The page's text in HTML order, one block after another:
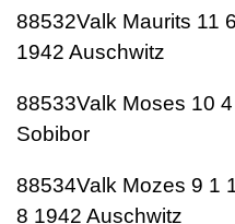
88532Valk Maurits 11
1942 Auschwitz
88533Valk Moses 10
Sobibor
88534Valk Mozes 9 1
8 1942 Auschwitz